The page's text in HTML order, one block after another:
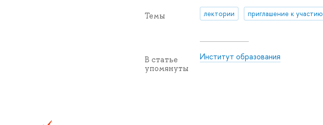
Темы лектории приглашение к участию
В статье
упомянуты
Институт образования